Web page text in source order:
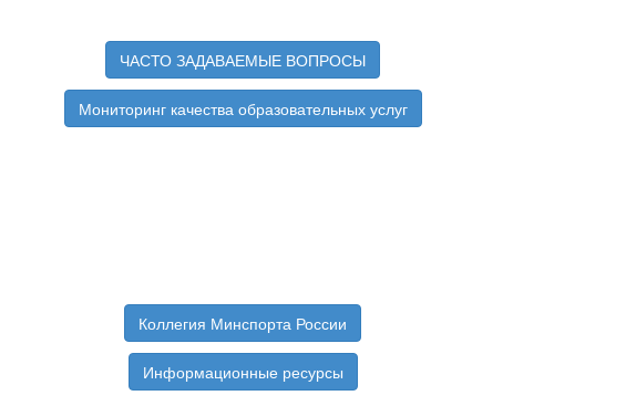
ЧАСТО ЗАДАВАЕМЫЕ ВОПРОСЫ
Мониторинг качества образовательных услуг
Коллегия Минспорта России
Информационные ресурсы